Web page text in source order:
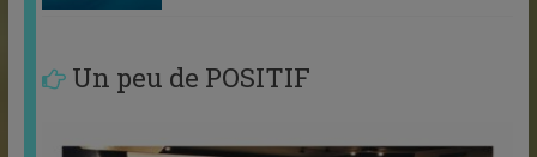
Un peu de POSITIF